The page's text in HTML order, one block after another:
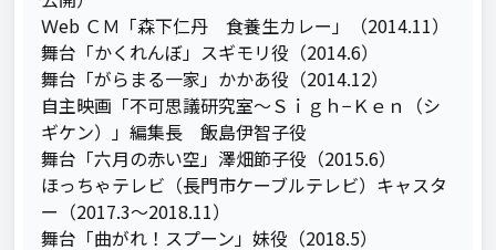
Ｗeb ＣＭ「森下仁丹　食養生カレー」（2014.11）
舞台「かくれんぼ」スギモリ役（2014.6）
舞台「がらまる一家」かかあ役（2014.12）
自主映画「不可思議研究室〜Ｓｉｇｈ−Ｋｅｎ（シ
ギケン）」編集長　飯島伊智子役
舞台「六月の赤い空」澤畑節子役（2015.6）
ほっちゃテレビ（長門市ケーブルテレビ）キャスタ
ー（2017.3～2018.11）
舞台「曲がれ！スプーン」妹役（2018.5）